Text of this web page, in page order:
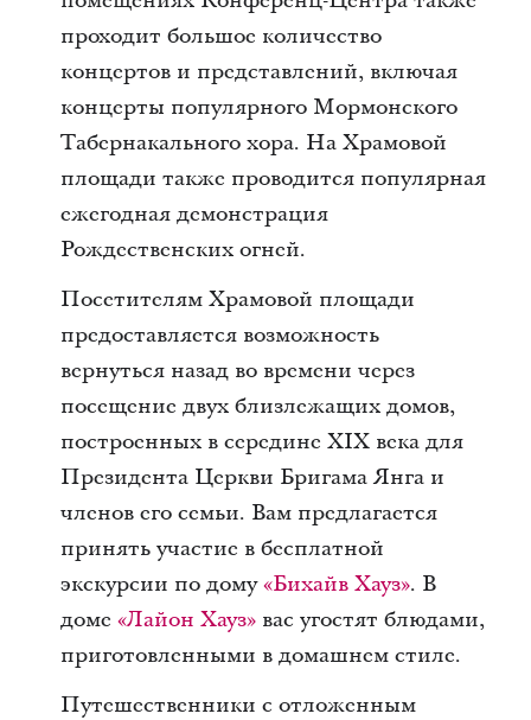
проходит большое количество
концертов и представлений, включая
концерты популярного Мормонского
Табернакального хора. На Храмовой
площади также проводится популярная
ежегодная демонстрация
Рождественских огней.
Посетителям Храмовой площади
предоставляется возможность
вернуться назад во времени через
посещение двух близлежащих домов,
построенных в середине XIX века для
Президента Церкви Бригама Янга и
членов его семьи. Вам предлагается
принять участие в бесплатной
экскурсии по дому«Бихайв Хауз». В
доме «Лайон Хауз» вас угостят блюдами,
приготовленными в домашнем стиле.
Путешественники с отложенным